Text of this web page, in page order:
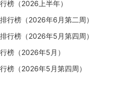
榜（2026上半年）
行榜（2026年6月第二周）
行榜（2026年5月第四周）
榜（2026年5月）
榜（2026年5月第四周）